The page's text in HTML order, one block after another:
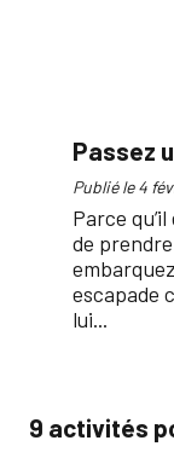
Passez
Publié le 4
Parce
de
escapade
lui...
9 activités